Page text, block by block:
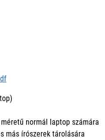
normál laptop számára
más írószerek tárolására